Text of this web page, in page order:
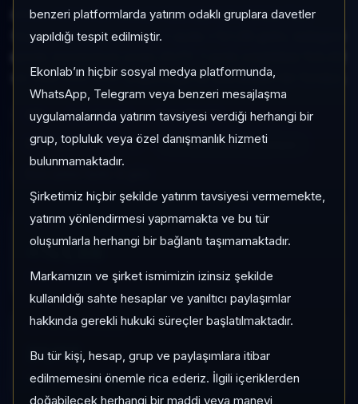
benzeri platformlarda yatırım odaklı gruplara davetler
yapıldığı tespit edilmiştir.
Ekonlab’ın hiçbir sosyal medya platformunda,
WhatsApp, Telegram veya benzeri mesajlaşma
uygulamalarında yatırım tavsiyesi verdiği herhangi bir
grup, topluluk veya özel danışmanlık hizmeti
bulunmamaktadır.
Şirketimiz hiçbir şekilde yatırım tavsiyesi vermemekte,
yatırım yönlendirmesi yapmamakta ve bu tür
oluşumlarla herhangi bir bağlantı taşımamaktadır.
Markamızın ve şirket ismimizin izinsiz şekilde
kullanıldığı sahte hesaplar ve yanıltıcı paylaşımlar
hakkında gerekli hukuki süreçler başlatılmaktadır.
Bu tür kişi, hesap, grup ve paylaşımlara itibar
edilmemesini önemle rica ederiz. İlgili içeriklerden
doğabilecek herhangi bir maddi veya manevi
OYAK PORTFÖY İKİNCİ FON SEPETİ FONU, Fon
Sepeti kategorisinde son 1 ayda +%1,58 getiri, kategori
ve Aktif KAP KAP yoğunluğu ile izlenebilen bir fondur.
OFI Fon Sepeti Risk:Düşük
Son fiyat:3,909242 TEFAS'ta İşlem Görüyor
1 AY VE 3 AY PERFORMANS
+%1,58
3 Ay:+%2,57
KATEGORI KONUMU
21/77
Momentum bazlı kategori içi sıra